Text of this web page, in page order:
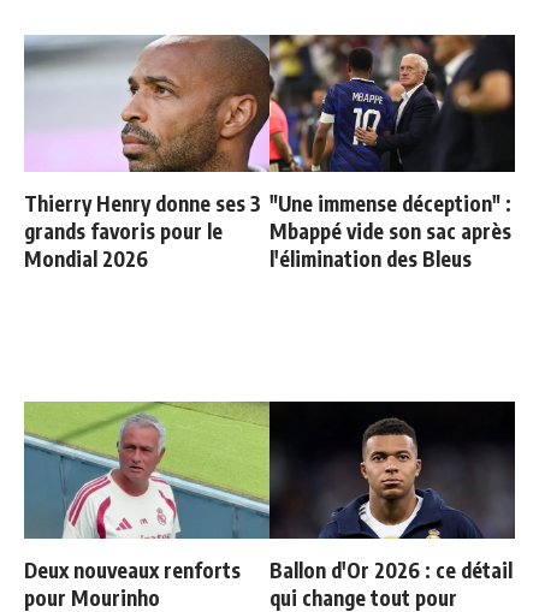
Thierry Henry donne ses 3
grands favoris pour le
Mondial 2026
"Une immense déception" :
Mbappé vide son sac après
l'élimination des Bleus
Deux nouveaux renforts
pour Mourinho
Ballon d'Or 2026 : ce détail
qui change tout pour